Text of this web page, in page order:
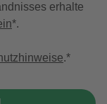
erhalte
*.
.